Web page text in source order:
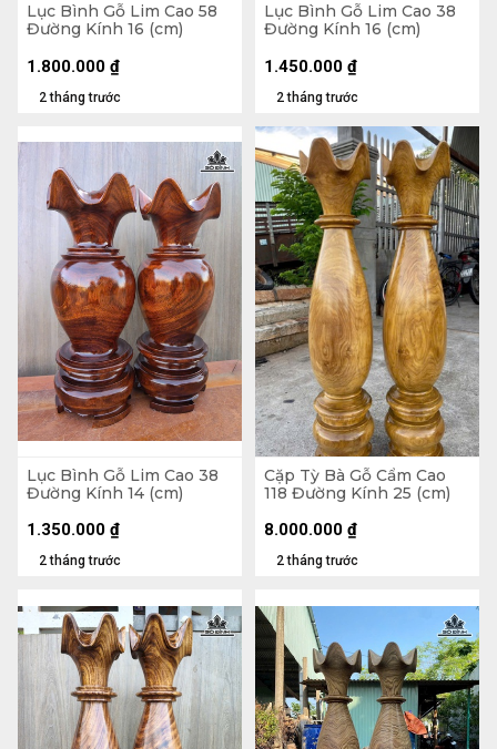
Lục Bình Gỗ Lim Cao 58
Đường Kính 16 (cm)
2 tháng trước
1.800.000 ₫
Lục Bình Gỗ Lim Cao 38
Đường Kính 16 (cm)
2 tháng trước
1.450.000 ₫
Lục Bình Gỗ Lim Cao 38
Đường Kính 14 (cm)
2 tháng trước
1.350.000 ₫
Cặp Tỳ Bà Gỗ Cẩm Cao
118 Đường Kính 25 (cm)
2 tháng trước
8.000.000 ₫